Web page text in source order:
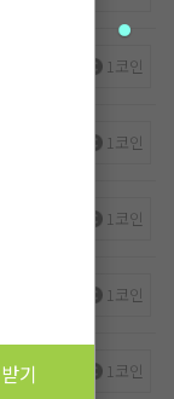
1코인
1코인
1코인
1코인
1코인
기